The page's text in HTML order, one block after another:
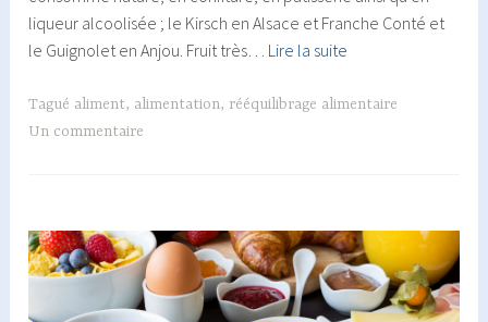
liqueur alcoolisée ; le Kirsch en Alsace et Franche Conté et
le Guignolet en Anjou. Fruit très… Lire la suite
des
Tagué aliment, alimentation, rééquilibrage alimentaire
Un commentaire